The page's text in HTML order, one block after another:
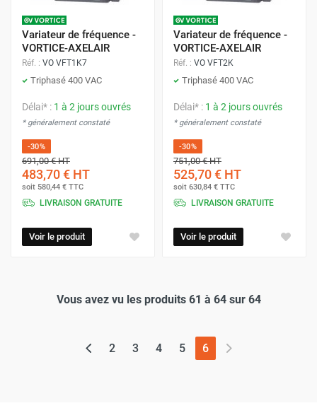
Variateur de fréquence -
VORTICE-AXELAIR
Réf. : VO VFT1K7
Triphasé 400 VAC
Délai* : 1 à 2 jours ouvrés
* généralement constaté
-30%
691,00 €HT
483,70 € HT
soit 580,44 € TTC
LIVRAISON GRATUITE
Voir le produit
Variateur de fréquence -
VORTICE-AXELAIR
Réf. : VO VFT2K
Triphasé 400 VAC
Délai* : 1 à 2 jours ouvrés
* généralement constaté
-30%
751,00 €HT
525,70 € HT
soit 630,84 € TTC
LIVRAISON GRATUITE
Voir le produit
Vous avez vu les produits 61 à 64 sur 64
2 3 4 5 6(page actuelle)